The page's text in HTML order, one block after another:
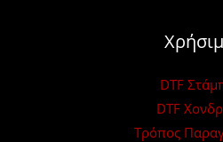
DTF
DTF
Τρόπος